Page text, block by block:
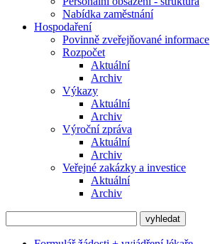
Nabídka zaměstnání
Hospodaření
Povinně zveřejňované informace
Rozpočet
Aktuální
Archiv
Výkazy
Aktuální
Archiv
Výroční zpráva
Aktuální
Archiv
Veřejné zakázky a investice
Aktuální
Archiv